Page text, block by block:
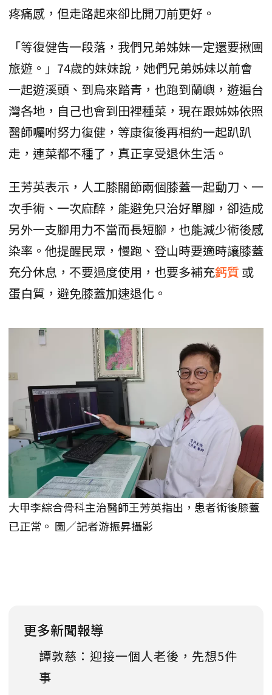
疼痛感，但走路起來卻比開刀前更好。
「等復健告一段落，我們兄弟姊妹一定還要揪團
旅遊。」74歲的妹妹說，她們兄弟姊妹以前會
一起遊溪頭、到烏來踏青，也跑到蘭嶼，遊遍台
灣各地，自己也會到田裡種菜，現在跟姊姊依照
醫師囑咐努力復健，等康復後再相約一起趴趴
走，連菜都不種了，真正享受退休生活。
王芳英表示，人工膝關節兩個膝蓋一起動刀、一
次手術、一次麻醉，能避免只治好單腳，卻造成
另外一支腳用力不當而長短腳，也能減少術後感
染率。他提醒民眾，慢跑、登山時要適時讓膝蓋
充分休息，不要過度使用，也要多補充鈣質 或
蛋白質，避免膝蓋加速退化。
大甲李綜合骨科主治醫師王芳英指出，患者術後膝蓋
已正常。 圖／記者游振昇攝影
更多新聞報導
譚敦慈：迎接一個人老後，先想5件
事